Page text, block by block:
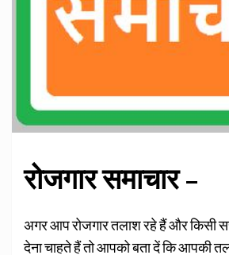
रोजगार समाचार –
अगर आप रोजगार तलाश रहे हैं और किसी
देना चाहते हैं तो आपको बता दें कि आपकी